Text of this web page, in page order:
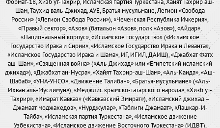
Формат-18, Хизб ут-Тахрир, Исламская партия Туркестана, Хайят Тахрир аш-
Шам, Таухид валь-Джихад, АУЕ, Братья мусульмане, Легион «Свобода
России» («Легион Свобода России»), «Чеченская Республика Ичкерия»,
«Правый сектор», «Азов» (батальон «Азов», полк «Азов»), «Айдар»,
«Национальный корпус», «Исламское государство» («Исламское
Государство Ирака и Сирии», «Исламское Государство Ирака и Леванта»,
«Исламское Государство Ирака и Шама», ИГ, ИГИЛ, ДАИШ), «Джабхат Фатх
аш-Шам», «Священная война» («Аль-Джихад» или «Египетский исламский
джихад»), «Джабхат ан-Нусра», «Хайят Тахрир-аш-Шам», «Аль-Каида», «Аш-
Шабаб», «УНА-УНСО», «Движение Талибан», «Братья-мусульмане» («Аль-
Ихван аль-Муслимун»), «Меджлис крымско-татарского народа», «Хизб ут-
Тахрир», «Имарат Кавказ» («Кавказский Эмират»), «Исламский джихад –
Джамаат моджахедов», «Нурджулар», «Таблиги Джамаат», «Лашкар-И-
Тайба», «Исламская партия Туркестана», «Исламское движение
Узбекистана», «Исламское движение Восточного Туркестана» (ИДВТ),